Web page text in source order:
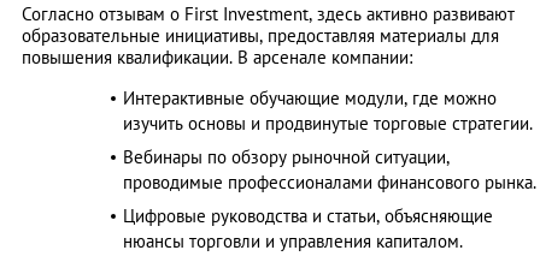
Согласно отзывам о First Investment, здесь активно развивают
образовательные инициативы, предоставляя материалы для
повышения квалификации. В арсенале компании:
Интерактивные обучающие модули, где можно
изучить основы и продвинутые торговые стратегии.
Вебинары по обзору рыночной ситуации,
проводимые профессионалами финансового рынка.
Цифровые руководства и статьи, объясняющие
нюансы торговли и управления капиталом.